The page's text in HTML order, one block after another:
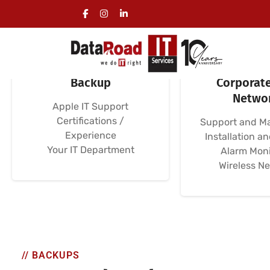
Serviços Geridos de
Backup
Apple IT Support
Certifications /
Experience
Your IT Department
Computer
Support and
Installation
Alarm
Wireless
// BACKUPS